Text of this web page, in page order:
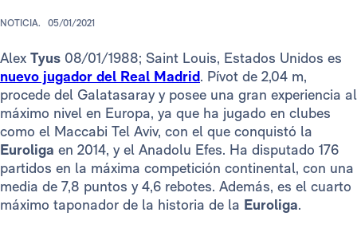
NOTICIA. 05/01/2021
Alex Tyus 08/01/1988; Saint Louis, Estados Unidos es
nuevo jugador del Real Madrid. Pívot de 2,04 m,
procede del Galatasaray y posee una gran experiencia al
máximo nivel en Europa, ya que ha jugado en clubes
como el Maccabi Tel Aviv, con el que conquistó la
Euroliga en 2014, y el Anadolu Efes. Ha disputado 176
partidos en la máxima competición continental, con una
media de 7,8 puntos y 4,6 rebotes. Además, es el cuarto
máximo taponador de la historia de la Euroliga.